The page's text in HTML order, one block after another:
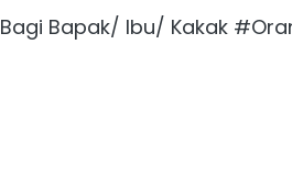
Bagi Bapak/ Ibu/ Kakak